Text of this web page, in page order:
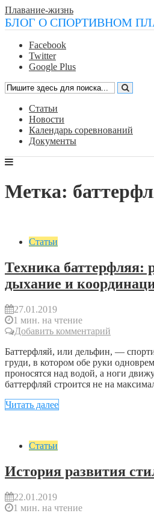
Плавание-жизнь
БЛОГ О СПОРТИВНОМ
Facebook
Twitter
Google Plus
Статьи
Новости
Календарь соревнований
Документы
Метка:
Статьи
Техника баттерфляя:
дыхание и
27.01.2019
1 мин. на чтение
Добавить комментарий
Баттерфляй, или дельфин, —
груди, в котором обе руки
проносятся над водой, а ноги
баттерфляй строится не на
Читать далее
Статьи
История развития
22.01.2019
1 мин. на чтение